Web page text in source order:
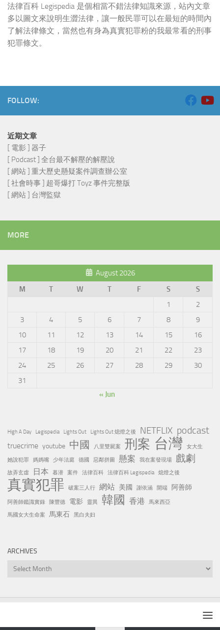
法律百科 Legispedia 是個相當不錯法律知識來源，站內文章
多以圖文來說明生澀法律，讓一般民罪可以在最短的時間內
了解法律條文，當然也有身為真實犯罪粉的我最常看的刑事
犯罪條文。
FOLLOW:
近期文章
[ 電影 ] 器子
[ Podcast ] 全台最不解壓的解壓說
[ 網站 ] 重大歷史懸疑案件調查辦公室
[ 社會時事 ] 超哥爆打 Toyz 事件完整版
[ 網站 ] 台灣監獄
MORE
August 2026
M
T W T F S
S
1
2
3
4 5 6 7 8
9
10
11 12 13 14 15
16
17
18 19 20 21 22
23
24
25 26 27 28 29
30
31
« Jun
High A Day Legispedia Lights Out Lights Out 熄燈之後 NETFLIX podcast
truecrime youtube 中國 八里雙屍案 刑案 台灣 女大生
她說犯罪 媽媽嘴 少年法庭 德國 惡鄰拼圖 懸案 我在案發現場 戲劇
故弄玄虛 日本 暮潜 案件 法律百科 法律百科 Legispedia 熄燈之後
真實犯罪 破案三人行 網站 美國 謝依涵 開端 阿善師
阿善師鑑識實錄 陳豐德 電影 靈異 韓國 香港
馬來西亞
馬國女大生命案
馬東石 黑白夫妇
ARCHIVES
Archives